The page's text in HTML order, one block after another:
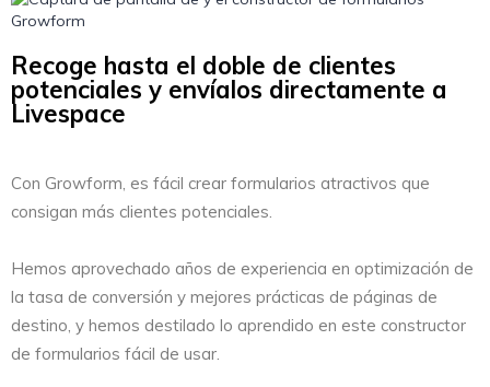
Recoge hasta el doble de clientes
potenciales y envíalos directamente a
Livespace
Con Growform, es fácil crear formularios atractivos que
consigan más clientes potenciales.
Hemos aprovechado años de experiencia en optimización de
la tasa de conversión y mejores prácticas de páginas de
destino, y hemos destilado lo aprendido en este constructor
de formularios fácil de usar.